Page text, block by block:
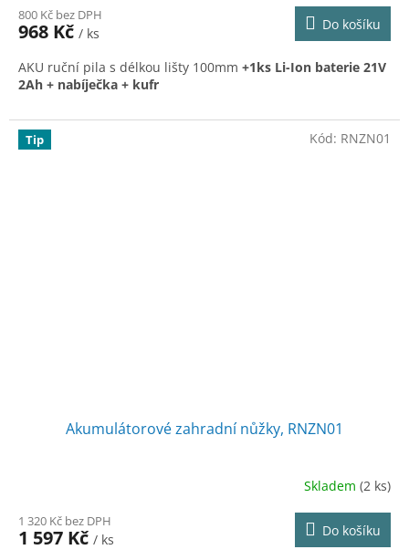
produktu
je
z
5
800 Kč bez DPH
968 Kč / ks
Do košíku
AKU ruční pila s délkou lišty 100mm +1ks Li-Ion baterie 21V
2Ah + nabíječka + kufr
Tip
Akumulátorové zahradní nůžky, RNZN01
Skladem (2 ks)
1 320 Kč bez DPH
1 597 Kč / ks
Do košíku
Kód: RNZN01